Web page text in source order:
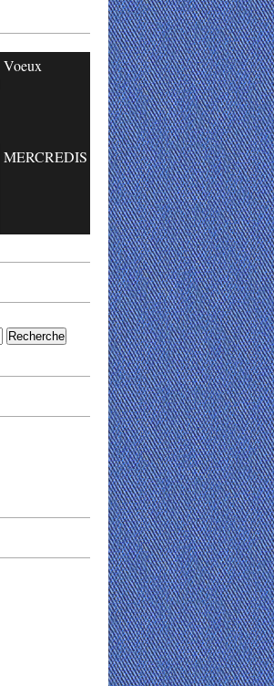
Voeux
MERCREDIS